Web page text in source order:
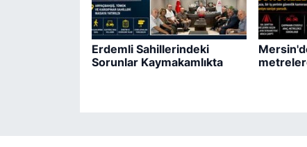
Erdemli Sahillerindeki
Sorunlar Kaymakamlıkta